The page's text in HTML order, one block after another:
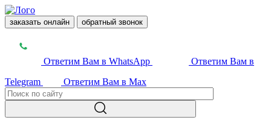
заказать онлайн обратный звонок
Ответим Вам в WhatsApp
Ответим Вам в
Telegram
Ответим Вам в Max